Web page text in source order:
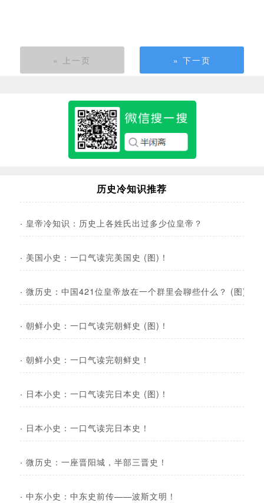
« 上一页 » 下一页
历史冷知识推荐
· 皇帝冷知识：历史上各姓氏出过多少位皇帝？
· 美国小史：一口气读完美国史 (图)！
· 微历史：中国421位皇帝放在一个群里会聊些什么？ (图)！
· 朝鲜小史：一口气读完朝鲜史 (图)！
· 朝鲜小史：一口气读完朝鲜史！
· 日本小史：一口气读完日本史 (图)！
· 日本小史：一口气读完日本史！
· 微历史：一座晋阳城，半部三晋史！
· 中东小史：中东史前传——波斯文明！